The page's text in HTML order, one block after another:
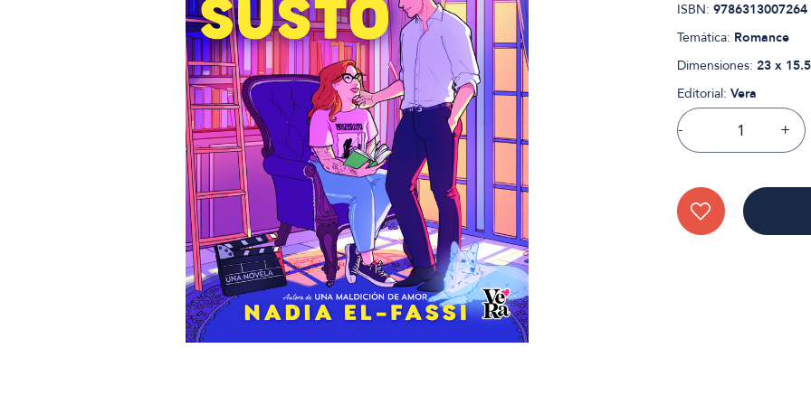
ISBN: 9786313007264
Temática: Romance
Dimensiones: 23 x 15.5
Editorial: Vera
- +